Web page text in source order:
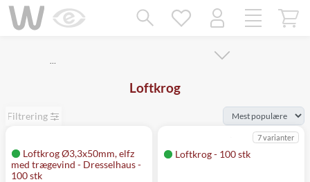
…
Loftkrog
Filtrering
Loftkrog Ø3,3x50mm, elfz
med trægevind - Dresselhaus -
100 stk
Loftkrog - 100 stk
7 varianter
Mangler chatten?
Ret samtykke!